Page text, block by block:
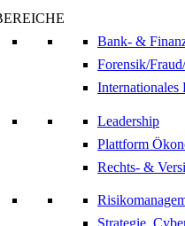
Bank- &
Forensik/
Internationales
Leadership
Plattform
Rechts- &
Strategie,